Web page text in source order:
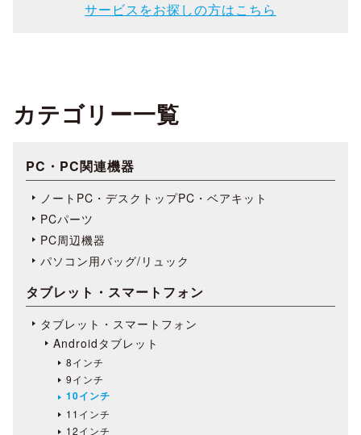
サービスをお探しの方はこちら
カテゴリー一覧
PC・PC関連機器
ノートPC・デスクトップPC・ベアキット
PCパーツ
PC周辺機器
パソコン用バッグ/リュック
タブレット・スマートフォン
タブレット・スマートフォン
Androidタブレット
8インチ
9インチ
10インチ
11インチ
12インチ